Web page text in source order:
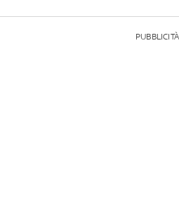
PUBBLICITÀ